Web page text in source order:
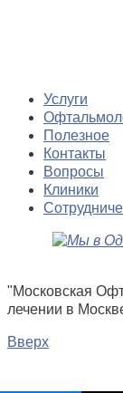
Услуги
Полезное
Контакты
Вопросы
Клиники
"Московская
лечении в
Вверх